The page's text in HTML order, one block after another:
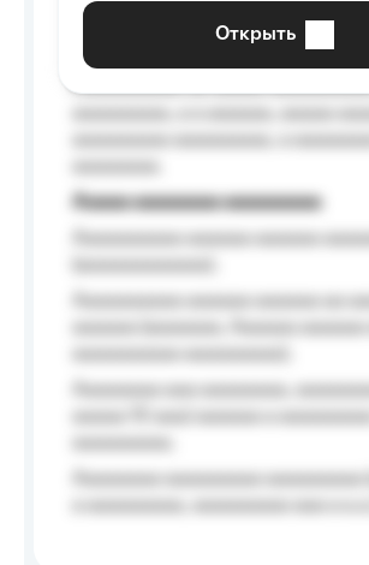
aaaaaa a aaaaaa.
Aaaaaa-aaaaaaaaaaa aaaaaa
Aaaaaaaaaa aa aaaaa aaaaaaaaaa
Aaaaa aaaaaaaa aaaaaaaaa
Открыть